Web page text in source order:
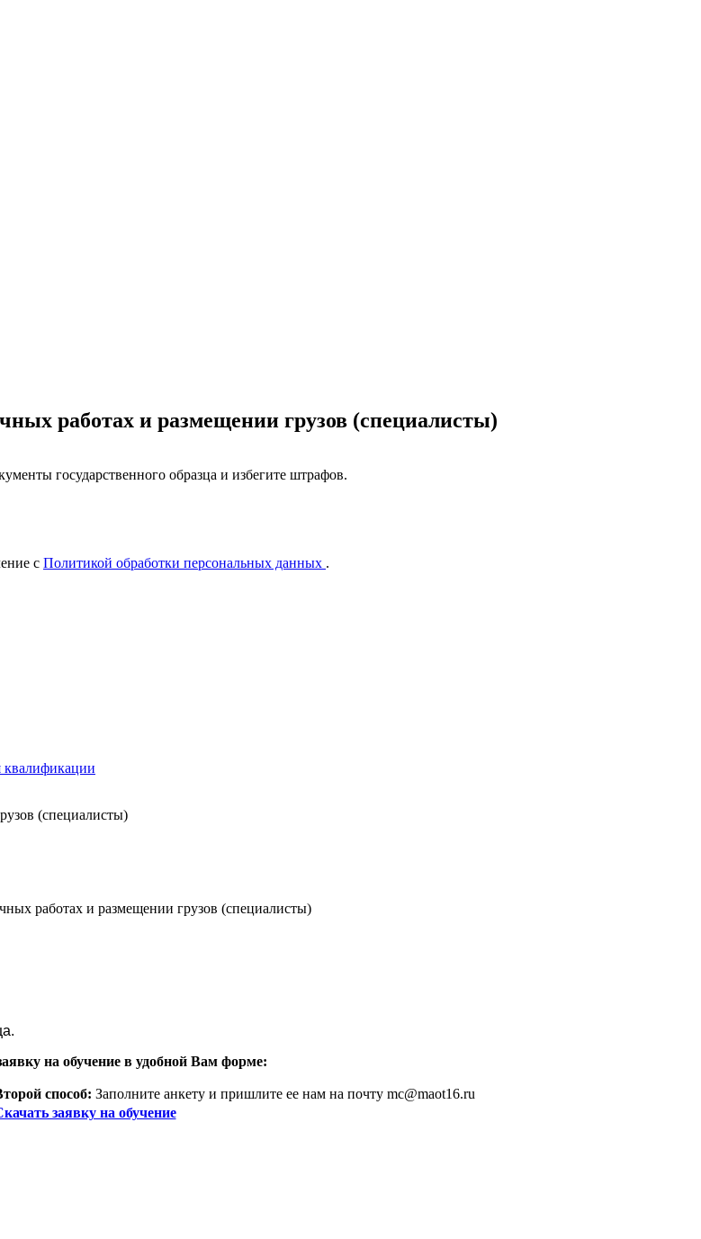
работах и размещении грузов (специалисты)
государственного образца и избегите штрафов.
с Политикой обработки персональных данных .
квалификации
(специалисты)
работах и размещении грузов (специалисты)
на обучение в удобной Вам форме:
способ: Заполните анкету и пришлите ее нам на почту mc@maot16.ru
заявку на обучение